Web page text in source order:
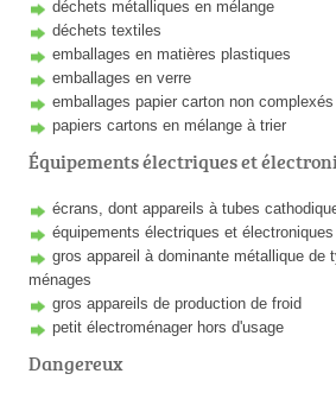
déchets métalliques en mélange
déchets textiles
emballages en matières plastiques
emballages en verre
emballages papier carton non complexés
papiers cartons en mélange à trier
Équipements électriques et
écrans, dont appareils à tubes
équipements électriques et
gros appareil à dominante métallique de
ménages
gros appareils de production de froid
petit électroménager hors d'usage
Dangereux